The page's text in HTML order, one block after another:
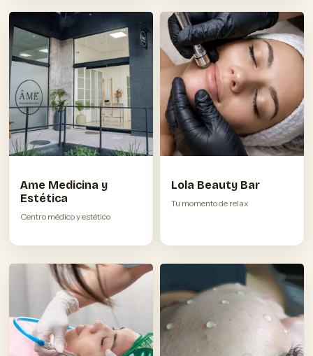
Ame Medicina y
Estética
Centro médico y estético
Lola Beauty Bar
Tu momento de relax